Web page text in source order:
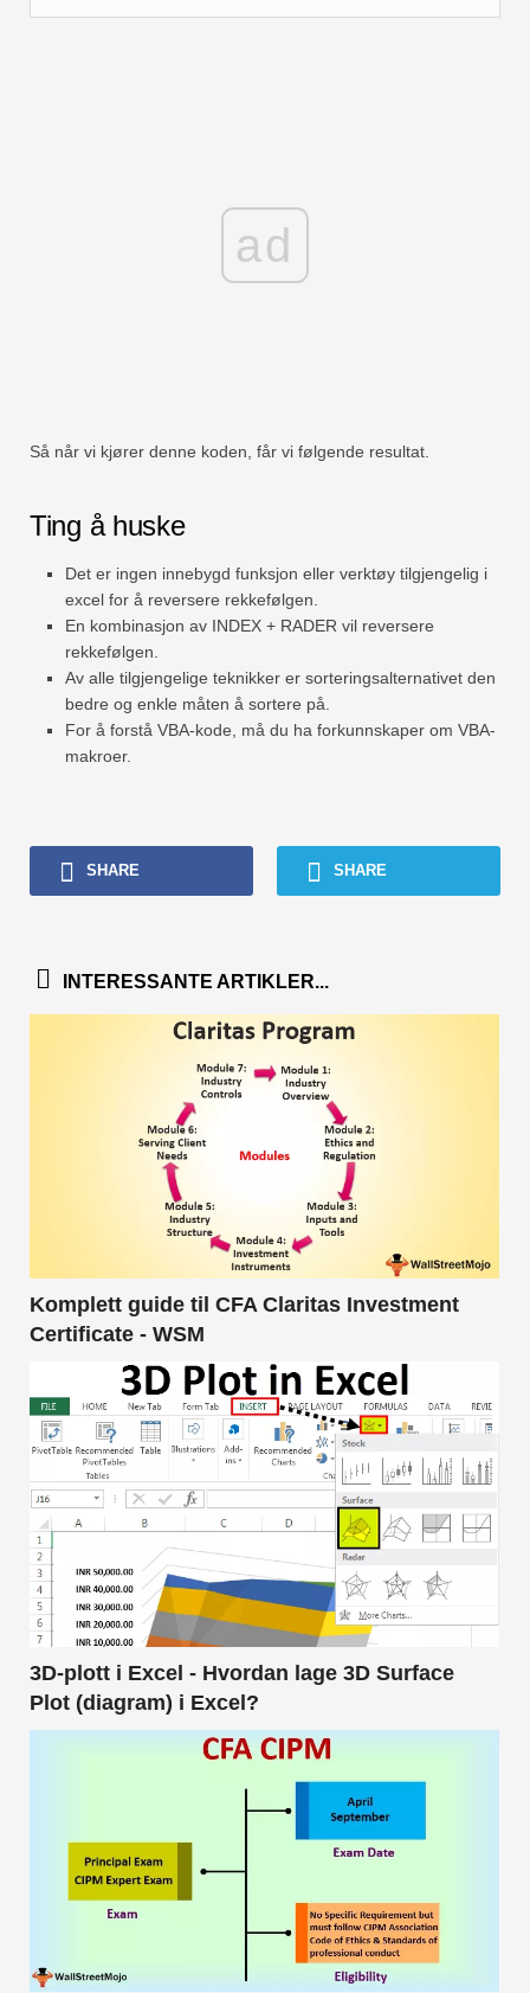
ad
Så når vi kjører denne koden, får vi følgende resultat.
Ting å huske
Det er ingen innebygd funksjon eller verktøy tilgjengelig i
excel for å reversere rekkefølgen.
En kombinasjon av INDEX + RADER vil reversere
rekkefølgen.
Av alle tilgjengelige teknikker er sorteringsalternativet den
bedre og enkle måten å sortere på.
For å forstå VBA-kode, må du ha forkunnskaper om VBA-
makroer.
SHARE SHARE
INTERESSANTE ARTIKLER...
Komplett guide til CFA Claritas Investment
Certificate - WSM
3D-plott i Excel - Hvordan lage 3D Surface
Plot (diagram) i Excel?